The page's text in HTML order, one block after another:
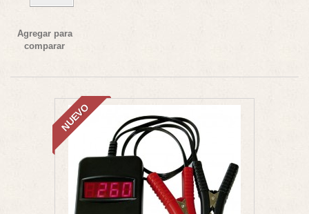
Agregar para
comparar
NUEVO